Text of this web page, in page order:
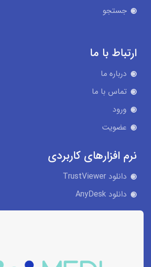
جستجو
ارتباط با ما
درباره ما
تماس با ما
ورود
عضویت
نرم افزارهای کاربردی
دانلود TrustViewer
دانلود AnyDesk